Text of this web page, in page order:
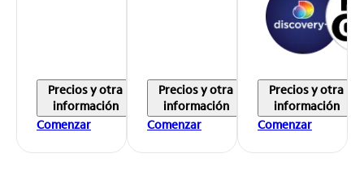
Precios y otra
información
Comenzar
Precios y otra
información
Comenzar
Precios y otra
información
Comenzar